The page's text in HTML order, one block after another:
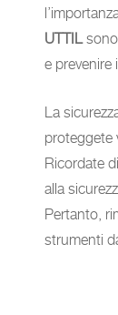
UTTILsono
e prevenire
La
proteggete
Ricordate
alla
Pertanto,
strumenti